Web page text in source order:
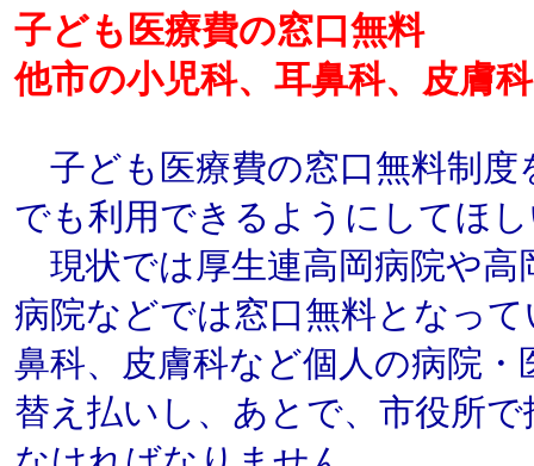
子ども医療費の窓口無料
他市の小児科、耳鼻科、皮膚
子ども医療費の窓口無料制度
でも利用できるようにしてほ
現状では厚生連高岡病院や高
病院などでは窓口無料となっ
鼻科、皮膚科など個人の病院
替え払いし、あとで、市役所